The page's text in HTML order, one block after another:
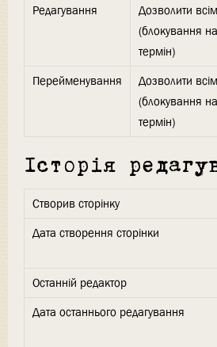
Редагування
Дозволити
(блокування
термін)
Перейменування
Дозволити
(блокування
термін)
Історія
Створив сторінку
Дата створення сторінки
Останній редактор
Дата останнього редагування